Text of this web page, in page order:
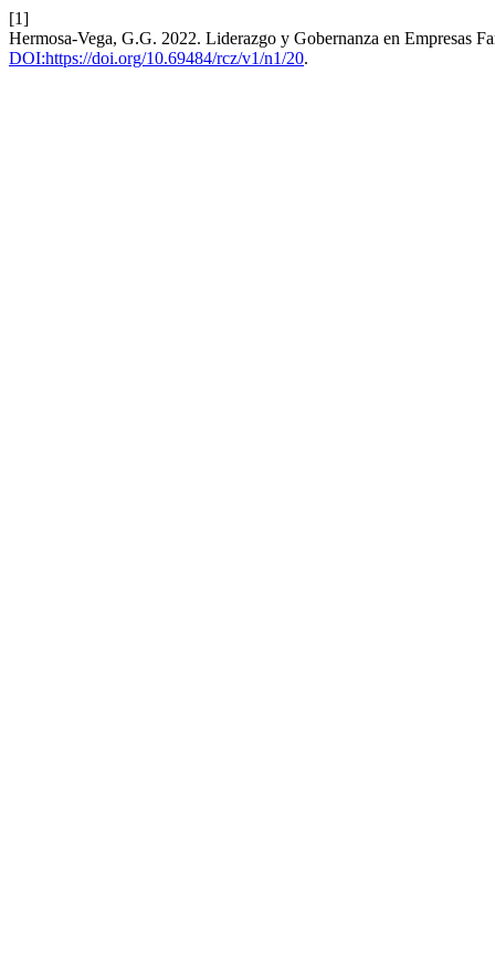
[1]
Hermosa-Vega, G.G. 2022. Liderazgo y Gobernanza en Empresas
DOI:https://doi.org/10.69484/rcz/v1/n1/20.